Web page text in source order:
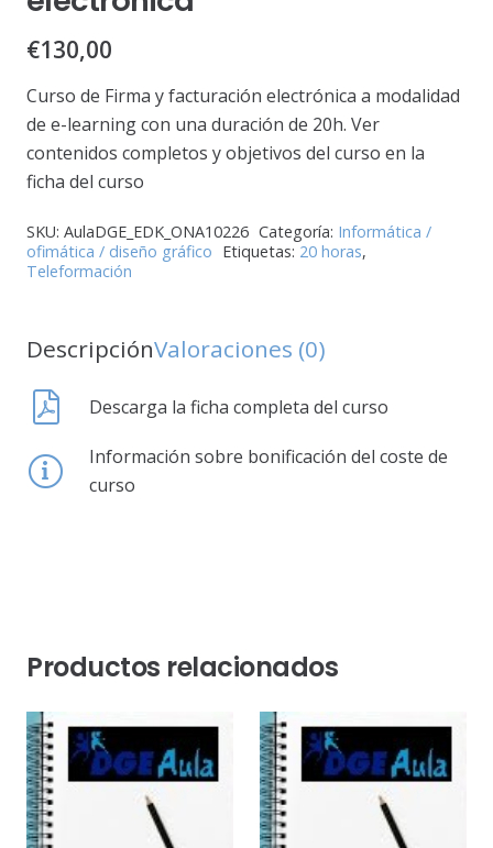
€130,00
Curso de Firma y facturación electrónica a modalidad
de e-learning con una duración de 20h. Ver
contenidos completos y objetivos del curso en la
ficha del curso
SKU: AulaDGE_EDK_ONA10226 Categoría: Informática /
ofimática / diseño gráfico Etiquetas: 20 horas,
Teleformación
DescripciónValoraciones (0)
Descarga la ficha completa del curso
Información sobre bonificación del coste de
curso
Productos relacionados